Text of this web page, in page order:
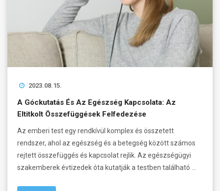
2023.08.15.
A Góckutatás És Az Egészség Kapcsolata: Az
Eltitkolt Összefüggések Felfedezése
Az emberi test egy rendkívül komplex és összetett
rendszer, ahol az egészség és a betegség között számos
rejtett összefüggés és kapcsolat rejlik. Az egészségügyi
szakemberek évtizedek óta kutatják a testben található …